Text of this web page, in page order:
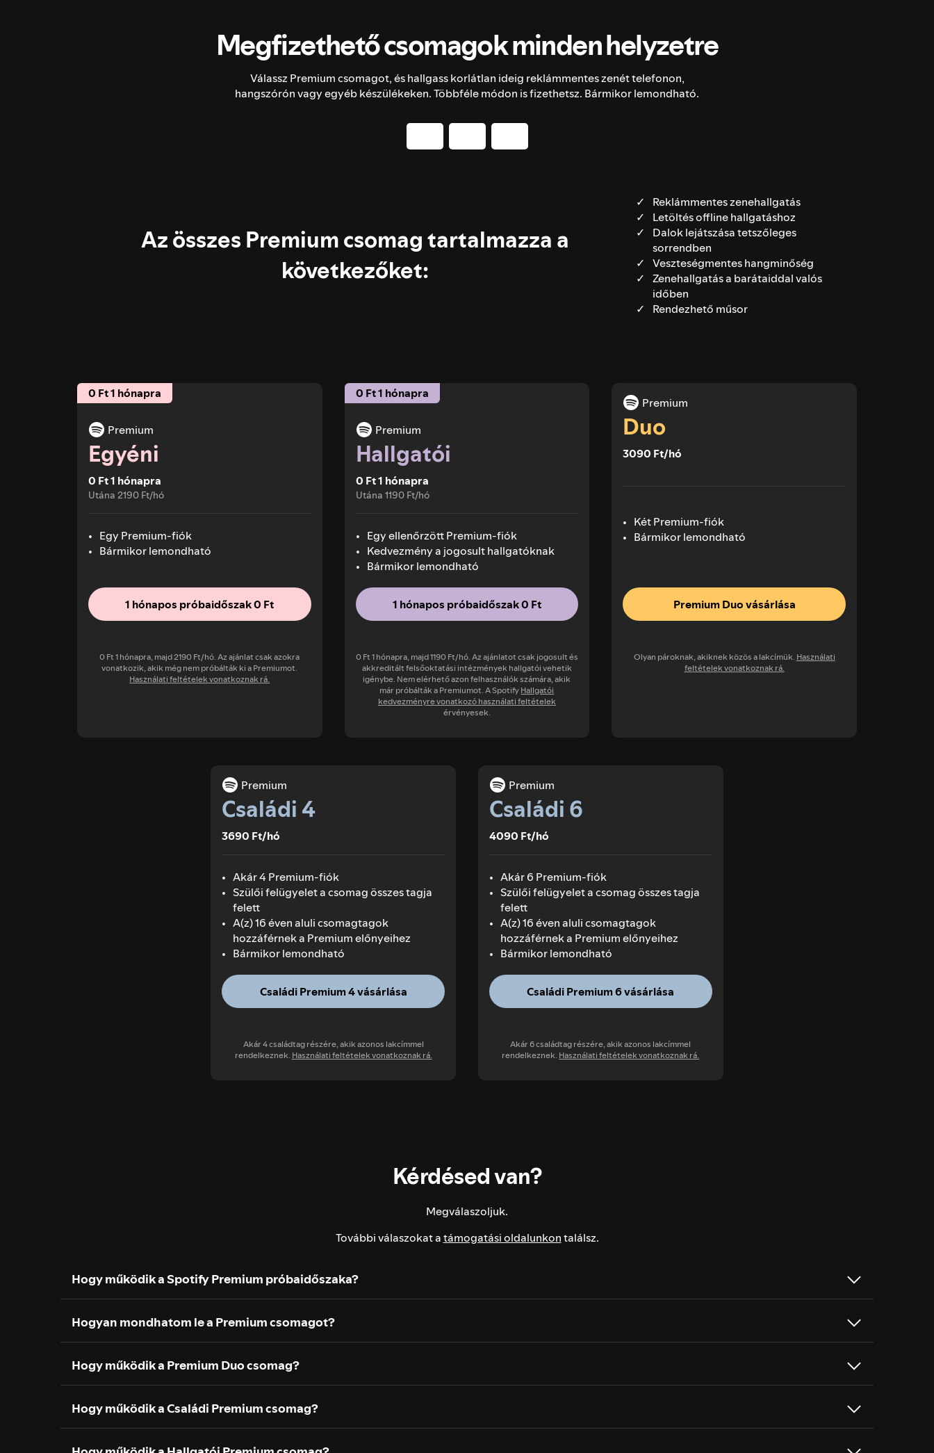
Megfizethető csomagok minden helyzetre
Válassz Premium csomagot, és hallgass korlátlan ideig reklámmentes zenét telefonon,
hangszórón vagy egyéb készülékeken. Többféle módon is fizethetsz. Bármikor lemondható.
Az összes Premium csomag tartalmazza a
következőket:
Reklámmentes zenehallgatás
Letöltés offline hallgatáshoz
Dalok lejátszása tetszőleges
sorrendben
Veszteségmentes hangminőség
Zenehallgatás a barátaiddal valós
időben
Rendezhető műsor
0 Ft 1 hónapra
Premium
Egyéni
0 Ft 1 hónapra
Utána 2190 Ft/hó
Egy Premium-fiók
Bármikor lemondható
1 hónapos próbaidőszak 0 Ft
0 Ft 1 hónapra, majd 2190 Ft/hó. Az ajánlat csak azokra
vonatkozik, akik még nem próbálták ki a Premiumot.
Használati feltételek vonatkoznak rá.
0 Ft 1 hónapra
Premium
Hallgatói
0 Ft 1 hónapra
Utána 1190 Ft/hó
Egy ellenőrzött Premium-fiók
Kedvezmény a jogosult hallgatóknak
Bármikor lemondható
1 hónapos próbaidőszak 0 Ft
0 Ft 1 hónapra, majd 1190 Ft/hó. Az ajánlatot csak jogosult és
akkreditált felsőoktatási intézmények hallgatói vehetik
igénybe. Nem elérhető azon felhasználók számára, akik
már próbálták a Premiumot. A SpotifyHallgatói
kedvezményre vonatkozó használati feltételek
érvényesek.
Premium
Duo
3090 Ft/hó
Két Premium-fiók
Bármikor lemondható
Premium Duo vásárlása
Olyan pároknak, akiknek közös a lakcímük. Használati
feltételek vonatkoznak rá.
Premium
Családi 4
3690 Ft/hó
Akár 4 Premium-fiók
Szülői felügyelet a csomag összes tagja
felett
A(z) 16 éven aluli csomagtagok
hozzáférnek a Premium előnyeihez
Bármikor lemondható
Családi Premium 4 vásárlása
Akár 4 családtag részére, akik azonos lakcímmel
rendelkeznek. Használati feltételek vonatkoznak rá.
Premium
Családi 6
4090 Ft/hó
Akár 6 Premium-fiók
Szülői felügyelet a csomag összes tagja
felett
A(z) 16 éven aluli csomagtagok
hozzáférnek a Premium előnyeihez
Bármikor lemondható
Családi Premium 6 vásárlása
Akár 6 családtag részére, akik azonos lakcímmel
rendelkeznek. Használati feltételek vonatkoznak rá.
Kérdésed van?
Megválaszoljuk.
További válaszokat atámogatási oldalunkontalálsz.
Hogy működik a Spotify Premium próbaidőszaka?
Hogyan mondhatom le a Premium csomagot?
Hogy működik a Premium Duo csomag?
Hogy működik a Családi Premium csomag?